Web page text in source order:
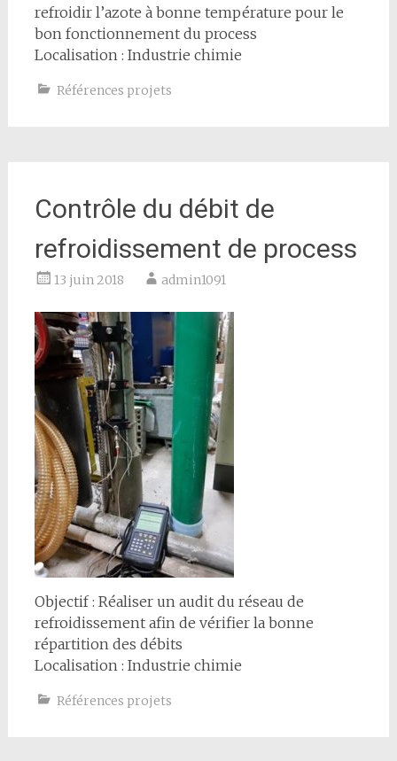
refroidir l’azote à bonne température pour le
bon fonctionnement du process
Localisation : Industrie chimie
Références projets
Contrôle du débit de
refroidissement de process
13 juin 2018 admin1091
Objectif : Réaliser un audit du réseau de
refroidissement afin de vérifier la bonne
répartition des débits
Localisation : Industrie chimie
Références projets